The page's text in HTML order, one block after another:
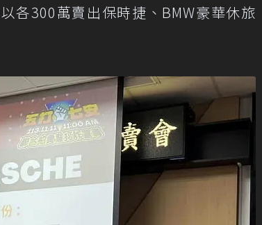
各300萬賣出保時捷、BMW豪華休旅